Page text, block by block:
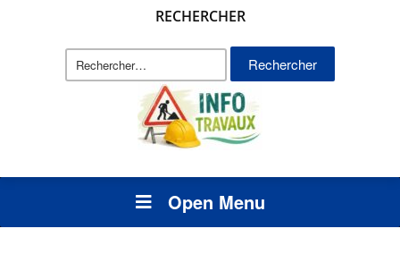
RECHERCHER
Rechercher :
Open Menu